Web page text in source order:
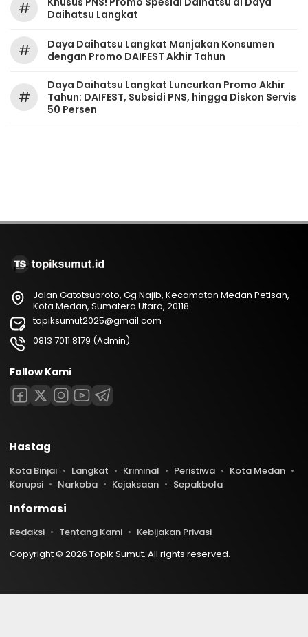
#
Daihatsu Langkat
#
Daya Daihatsu Langkat Manjakan Konsumen
dengan Promo DAIFEST Akhir Tahun
#
Daya Daihatsu Langkat Luncurkan Promo Akhir
Tahun: DAIFEST, Subsidi PNS, hingga Diskon Servis
50 Persen
Jalan Gatotsubroto, Gg Najib, Kecamatan Medan Petisah,
Kota Medan, Sumatera Utara, 20118
topiksumut2025@gmail.com
0813 7011 8179 (Admin)
Follow Kami
Hastag
Kota Binjai Langkat Kriminal Peristiwa
Kota Medan
Korupsi
Narkoba Kejaksaan Sepakbola
Informasi
Redaksi Tentang Kami
Kebijakan Privasi
Copyright © 2026 Topik Sumut. All rights reserved.